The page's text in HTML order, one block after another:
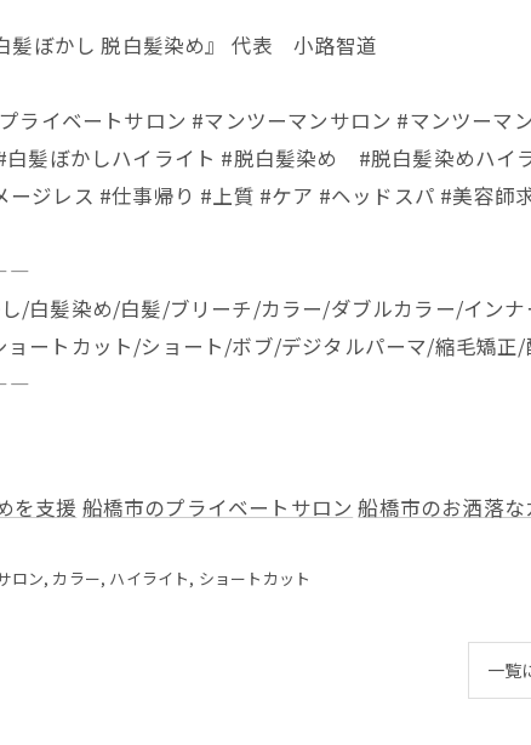
髪ぼかし 脱白髪染め』 代表 小路智道
ライベートサロン #マンツーマンサロン #マンツー
白髪ぼかしハイライト #脱白髪染め #脱白髪染めハイ
ージレス #仕事帰り #上質 #ケア #ヘッドスパ #美容師
/白髪染め/白髪/ブリーチ/カラー/ダブルカラー/イン
ートカット/ショート/ボブ/デジタルパーマ/縮毛矯
を支援 船橋市のプライベートサロン 船橋市のお洒落
ロン カラー ハイライト ショートカット
一覧